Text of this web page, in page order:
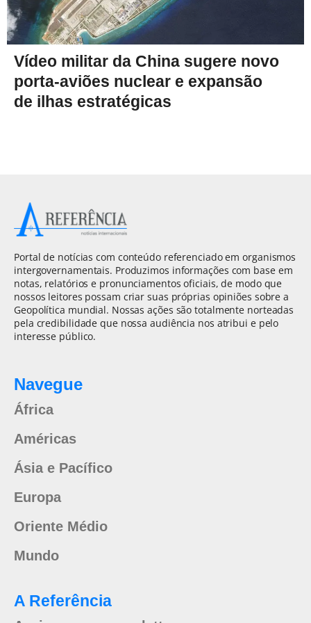
Vídeo militar da China sugere novo
porta-aviões nuclear e expansão
de ilhas estratégicas
Portal de notícias com conteúdo referenciado em organismos
intergovernamentais. Produzimos informações com base em
notas, relatórios e pronunciamentos oficiais, de modo que
nossos leitores possam criar suas próprias opiniões sobre a
Geopolítica mundial. Nossas ações são totalmente norteadas
pela credibilidade que nossa audiência nos atribui e pelo
interesse público.
Navegue
África
Américas
Ásia e Pacífico
Europa
Oriente Médio
Mundo
A Referência